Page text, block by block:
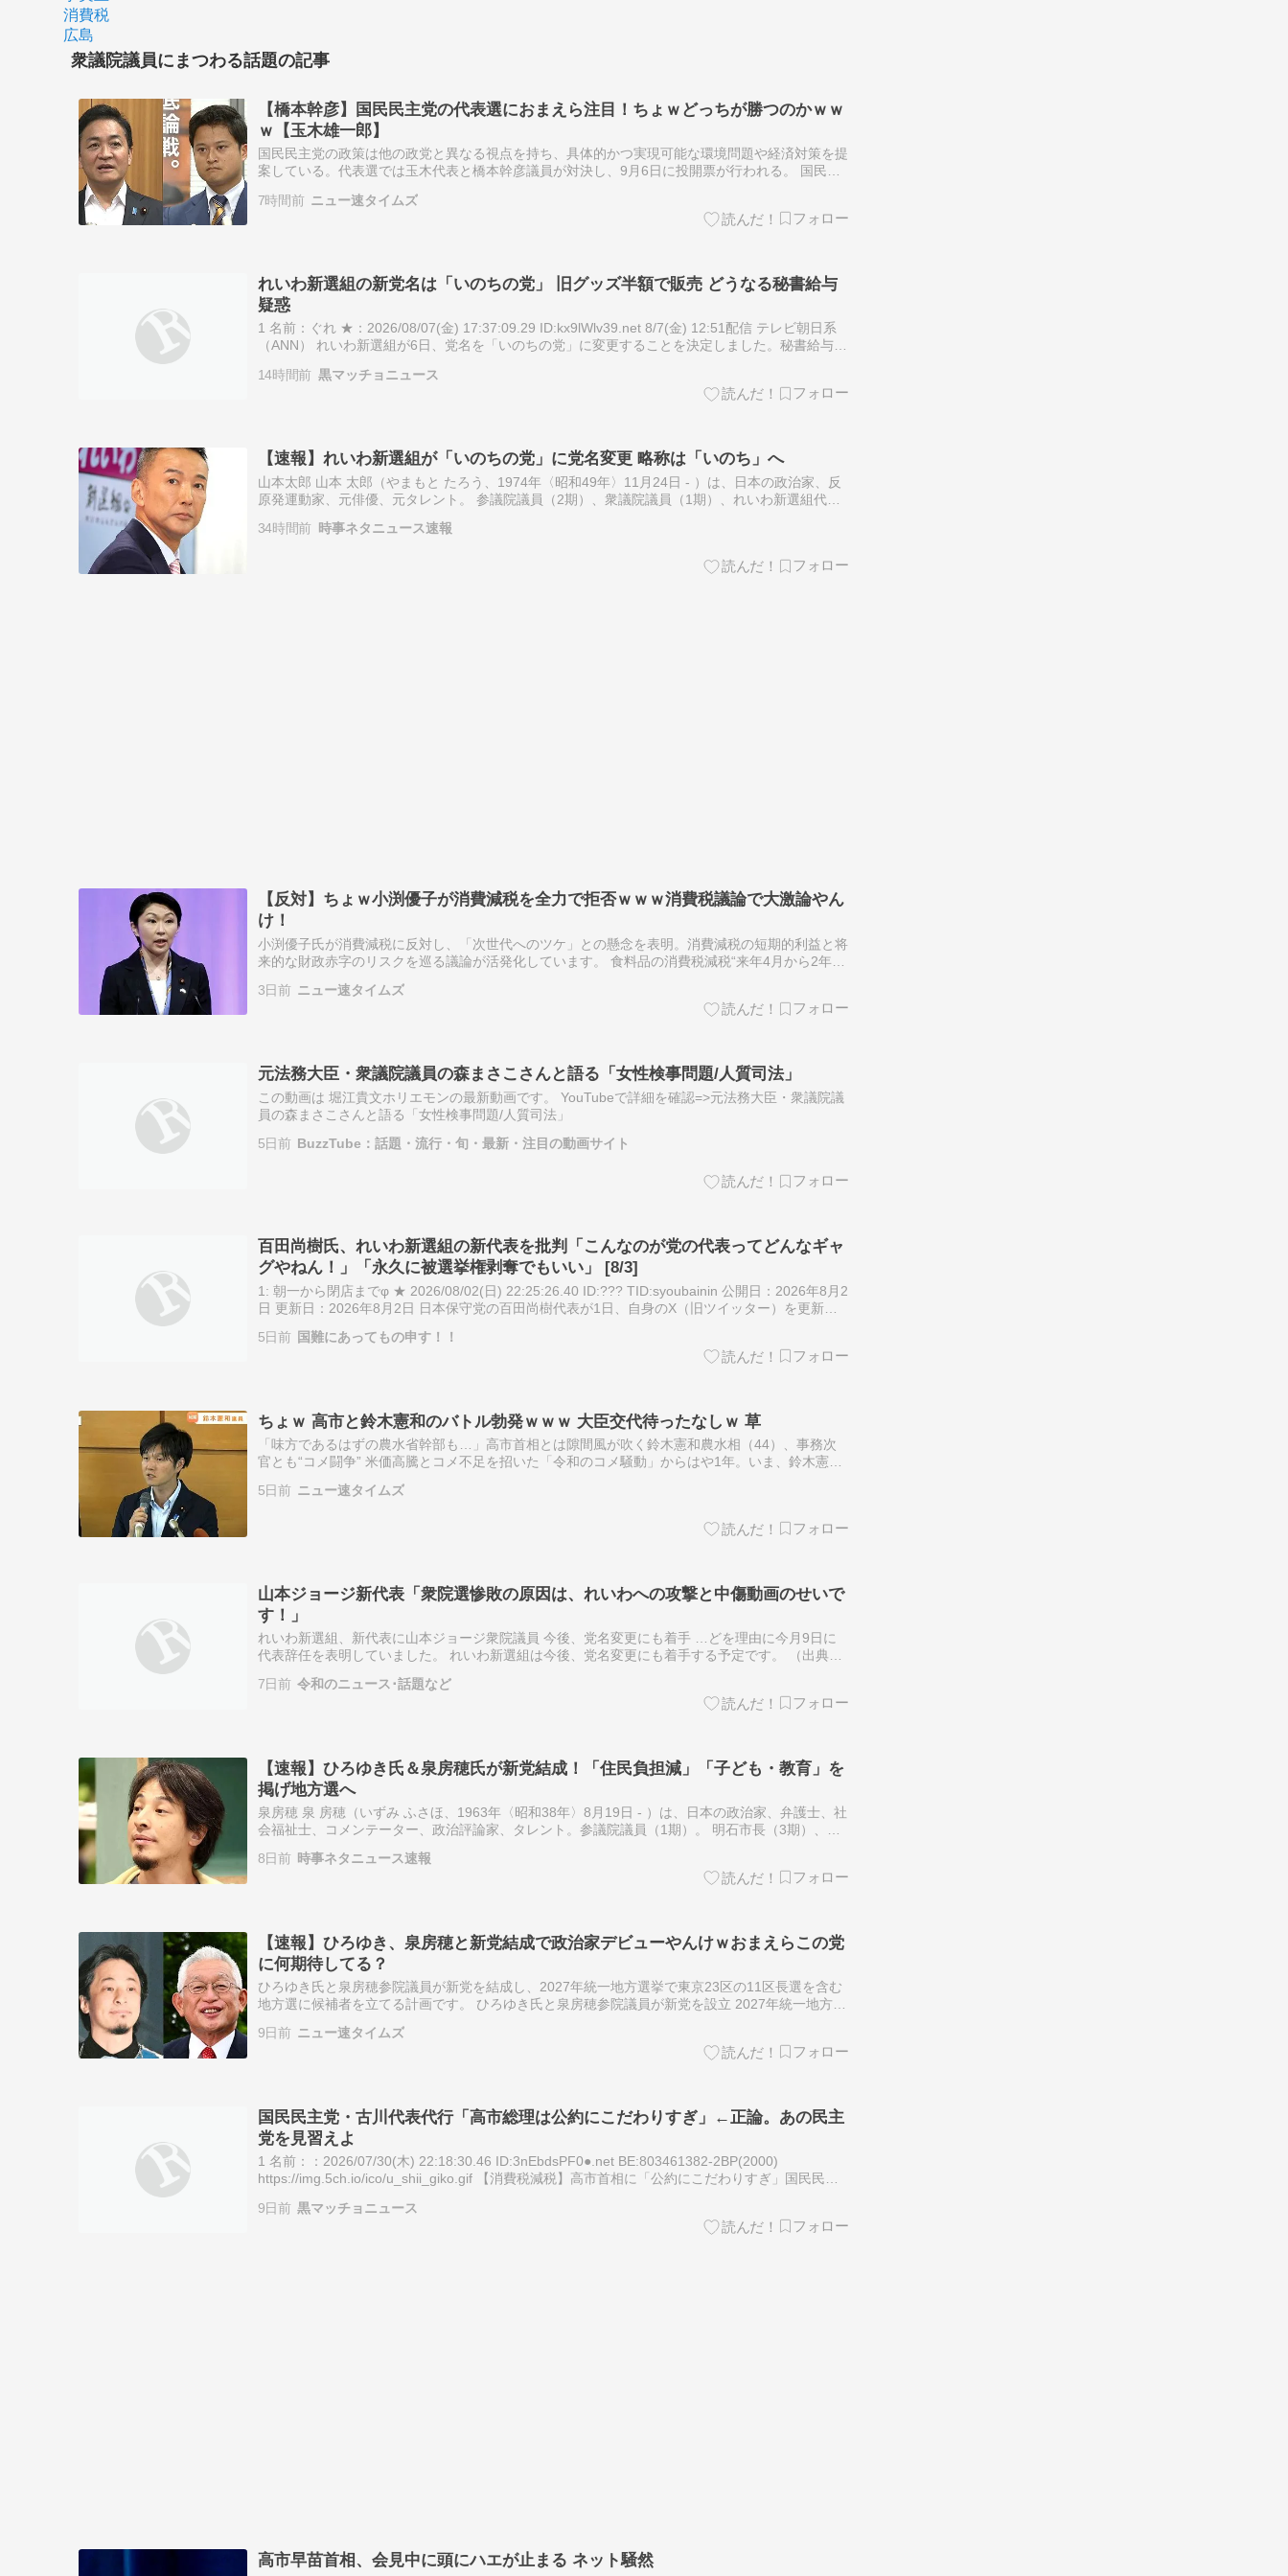
消費税
広島
衆議院議員にまつわる話題の記事
【橋本幹彦】国民民主党の代表選におまえら注目！ちょｗどっちが勝つのかｗｗ
ｗ【玉木雄一郎】
国民民主党の政策は他の政党と異なる視点を持ち、具体的かつ実現可能な環境問題や経済対策を提
案している。代表選では玉木代表と橋本幹彦議員が対決し、9月6日に投開票が行われる。 国民民
回。 2…
7時間前 ニュー速タイムズ
れいわ新選組の新党名は「いのちの党」 旧グッズ半額で販売 どうなる秘書給与
疑惑
1 名前：ぐれ ★：2026/08/07(金) 17:37:09.29 ID:kx9lWlv39.net 8/7(金) 12:51配信 テレビ朝日系
（ANN） れいわ新選組が6日、党名を「いのちの党」に変更することを決定しました。秘書給与を
14時間前 黒マッチョニュース
【速報】れいわ新選組が「いのちの党」に党名変更 略称は「いのち」へ
山本太郎 山本 太郎（やまもと たろう、1974年〈昭和49年〉11月24日 - ）は、日本の政治家、反
原発運動家、元俳優、元タレント。 参議院議員（2期）、衆議院議員（1期）、れいわ新選組代表
34時間前 時事ネタニュース速報
【反対】ちょｗ小渕優子が消費減税を全力で拒否ｗｗｗ消費税議論で大激論やん
け！
小渕優子氏が消費減税に反対し、「次世代へのツケ」との懸念を表明。消費減税の短期的利益と将
来的な財政赤字のリスクを巡る議論が活発化しています。 食料品の消費税減税“来年4月から2年間
議 …る…
3日前 ニュー速タイムズ
元法務大臣・衆議院議員の森まさこさんと語る「女性検事問題/人質司法」
この動画は 堀江貴文ホリエモンの最新動画です。 YouTubeで詳細を確認=>元法務大臣・衆議院議
員の森まさこさんと語る「女性検事問題/人質司法」
5日前 BuzzTube：話題・流行・旬・最新・注目の動画サイト
百田尚樹氏、れいわ新選組の新代表を批判「こんなのが党の代表ってどんなギャ
グやねん！」「永久に被選挙権剥奪でもいい」 [8/3]
1: 朝一から閉店までφ ★ 2026/08/02(日) 22:25:26.40 ID:??? TID:syoubainin 公開日：2026年8月2
日 更新日：2026年8月2日 日本保守党の百田尚樹代表が1日、自身のX（旧ツイッター）を更新。
5日前 国難にあってもの申す！！
ちょｗ 高市と鈴木憲和のバトル勃発ｗｗｗ 大臣交代待ったなしｗ 草
「味方であるはずの農水省幹部も…」高市首相とは隙間風が吹く鈴木憲和農水相（44）、事務次
官とも“コメ闘争” 米価高騰とコメ不足を招いた「令和のコメ騒動」からはや1年。いま、鈴木憲和
イ…
5日前 ニュー速タイムズ
山本ジョージ新代表「衆院選惨敗の原因は、れいわへの攻撃と中傷動画のせいで
す！」
れいわ新選組、新代表に山本ジョージ衆院議員 今後、党名変更にも着手 …どを理由に今月9日に
代表辞任を表明していました。 れいわ新選組は今後、党名変更にも着手する予定です。 （出典：
7日前 令和のニュース･話題など
【速報】ひろゆき氏＆泉房穂氏が新党結成！「住民負担減」「子ども・教育」を
掲げ地方選へ
泉房穂 泉 房穂（いずみ ふさほ、1963年〈昭和38年〉8月19日 - ）は、日本の政治家、弁護士、社
会福祉士、コメンテーター、政治評論家、タレント。参議院議員（1期）。 明石市長（3期）、衆
8日前 時事ネタニュース速報
【速報】ひろゆき、泉房穂と新党結成で政治家デビューやんけｗおまえらこの党
に何期待してる？
ひろゆき氏と泉房穂参院議員が新党を結成し、2027年統一地方選挙で東京23区の11区長選を含む
地方選に候補者を立てる計画です。 ひろゆき氏と泉房穂参院議員が新党を設立 2027年統一地方
「2…
9日前 ニュー速タイムズ
国民民主党・古川代表代行「高市総理は公約にこだわりすぎ」←正論。あの民主
党を見習えよ
1 名前：：2026/07/30(木) 22:18:30.46 ID:3nEbdsPF0●.net BE:803461382-2BP(2000)
https://img.5ch.io/ico/u_shii_giko.gif 【消費税減税】高市首相に「公約にこだわりすぎ」国民民
9日前 黒マッチョニュース
高市早苗首相、会見中に頭にハエが止まる ネット騒然